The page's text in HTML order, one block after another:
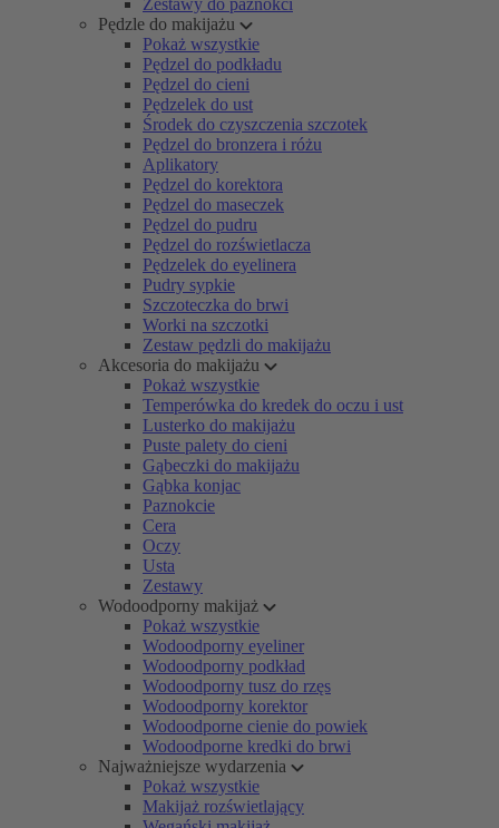
Zestawy do paznokci
Pędzle do makijażu
Pokaż wszystkie
Pędzel do podkładu
Pędzel do cieni
Pędzelek do ust
Środek do czyszczenia szczotek
Pędzel do bronzera i różu
Aplikatory
Pędzel do korektora
Pędzel do maseczek
Pędzel do pudru
Pędzel do rozświetlacza
Pędzelek do eyelinera
Pudry sypkie
Szczoteczka do brwi
Worki na szczotki
Zestaw pędzli do makijażu
Akcesoria do makijażu
Pokaż wszystkie
Temperówka do kredek do oczu i ust
Lusterko do makijażu
Puste palety do cieni
Gąbeczki do makijażu
Gąbka konjac
Paznokcie
Cera
Oczy
Usta
Zestawy
Wodoodporny makijaż
Pokaż wszystkie
Wodoodporny eyeliner
Wodoodporny podkład
Wodoodporny tusz do rzęs
Wodoodporny korektor
Wodoodporne cienie do powiek
Wodoodporne kredki do brwi
Najważniejsze wydarzenia
Pokaż wszystkie
Makijaż rozświetlający